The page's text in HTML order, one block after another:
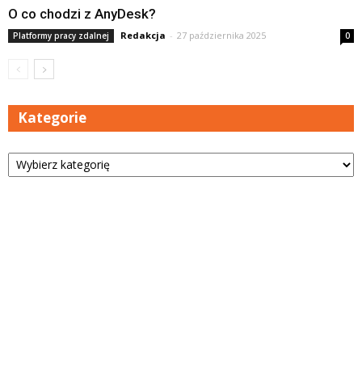
O co chodzi z AnyDesk?
Platformy pracy zdalnej Redakcja - 27 października 2025 0
Kategorie
Kategorie